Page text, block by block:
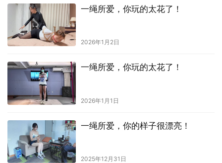
一绳所爱，你玩的太花了！
2026年1月2日
一绳所爱，你玩的太花了！
2026年1月1日
一绳所爱，你的样子很漂亮！
2025年12月31日